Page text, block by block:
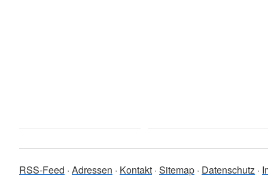
RSS-Feed Adressen Kontakt Sitemap Datenschutz